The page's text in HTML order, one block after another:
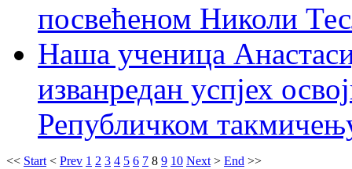
посвећеном Николи
Наша ученица
изванредан успјех
Републичком
<< Start< Prev 1 2 3 4 5 6 7 8 9 10 Next> End >>